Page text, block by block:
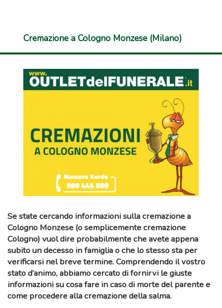
Cremazione a Cologno Monzese (Milano)
Se state cercando informazioni sullacremazione a
Cologno Monzese (o semplicementecremazione
Cologno) vuol dire probabilmente che avete appena
subito undecesso in famigliao che lo stesso sta per
verificarsi nel breve termine. Comprendendo il vostro
stato d’animo, abbiamo cercato di fornirvi le giuste
informazioni sucosa fare in caso di morte del parentee
come procedere allacremazione della salma.